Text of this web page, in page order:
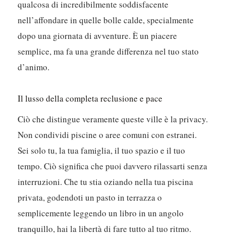
qualcosa di incredibilmente soddisfacente
nell’affondare in quelle bolle calde, specialmente
dopo una giornata di avventure. È un piacere
semplice, ma fa una grande differenza nel tuo stato
d’animo.
Il lusso della completa reclusione e pace
Ciò che distingue veramente queste ville è la privacy.
Non condividi piscine o aree comuni con estranei.
Sei solo tu, la tua famiglia, il tuo spazio e il tuo
tempo. Ciò significa che puoi davvero rilassarti senza
interruzioni. Che tu stia oziando nella tua piscina
privata, godendoti un pasto in terrazza o
semplicemente leggendo un libro in un angolo
tranquillo, hai la libertà di fare tutto al tuo ritmo.